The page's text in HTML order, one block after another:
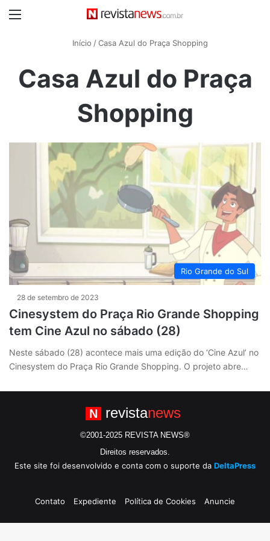
Início /Casa Azul do Praça Shopping
Casa Azul do Praça
Shopping
Rio Grande do Sul
28 de setembro de 2023
Cinesystem do Praça Rio Grande Shopping
tem Cine Azul no sábado (28)
Neste sábado (28) acontece mais uma edição do ‘Cine Azul’ no
Cinesystem do Praça Rio Grande Shopping. O projeto abre…
N revistanews
©2001-2025 REVISTA NEWS®
Direitos reservados.
Este site foi desenvolvido e conta com o suporte da DeltaPress
Contato Expediente Política de Cookies Anuncie